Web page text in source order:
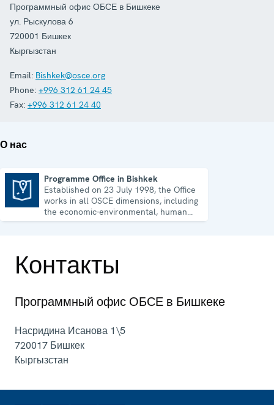
Программный офис ОБСЕ в Бишкеке
ул. Рыскулова 6
720001 Бишкек
Кыргызстан
Email: Bishkek@osce.org
Phone: +996 312 61 24 45
Fax: +996 312 61 24 40
О нас
Programme Office in Bishkek
Established on 23 July 1998, the Office
works in all OSCE dimensions, including
the economic-environmental, human
and political aspects of security.
Контакты
Программный офис ОБСЕ в Бишкеке
Насридина Исанова 1\5
720017 Бишкек
Кыргызстан